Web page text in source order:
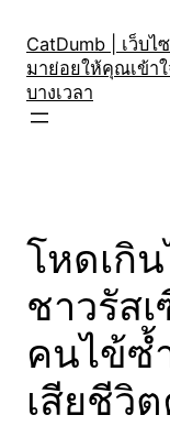
content
CatDumb | เว็บ
มาย่อยให้คุณเข้า
บางเวลา
โหดเกิ
ชาวรัส
คนไข้ซ้
เสียชีวิ